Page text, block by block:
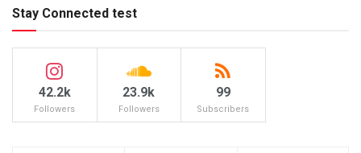
Stay Connected test
42.2k
Followers
23.9k
Followers
99
Subscribers